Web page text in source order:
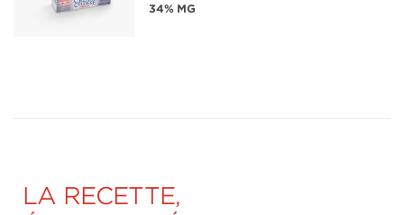
34% MG
LA RECETTE,